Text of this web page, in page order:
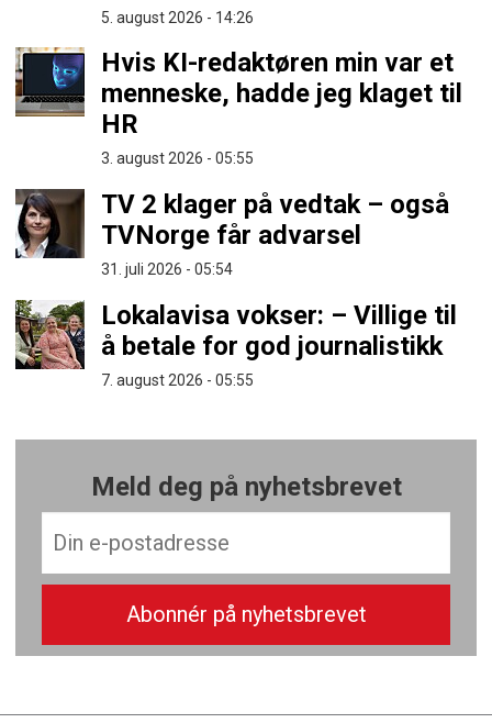
5. august 2026 - 14:26
Hvis KI-redaktøren min var et
menneske, hadde jeg klaget til
HR
3. august 2026 - 05:55
TV 2 klager på vedtak – også
TVNorge får advarsel
31. juli 2026 - 05:54
Lokalavisa vokser: – Villige til
å betale for god journalistikk
7. august 2026 - 05:55
Meld deg på nyhetsbrevet